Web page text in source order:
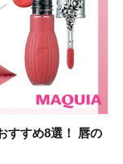
すすめ8選！ 唇の
大人になって開眼
すすめ8選！ 唇の
ングTOP5！＜美
めの食品・ドリン
若く見える・手
館 掬水亭の宿泊券
ティントリップ